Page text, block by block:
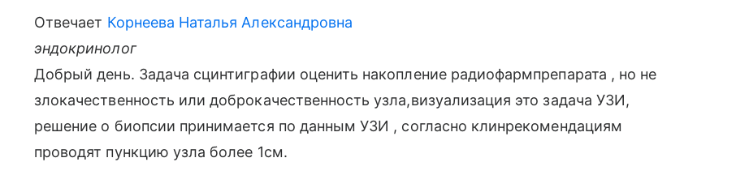
Отвечает Корнеева Наталья Александровна
эндокринолог
Добрый день. Задача сцинтиграфии оценить накопление радиофармпрепарата , но не
злокачественность или доброкачественность узла,визуализация это задача УЗИ,
решение о биопсии принимается по данным УЗИ , согласно клинрекомендациям
проводят пункцию узла более 1см.